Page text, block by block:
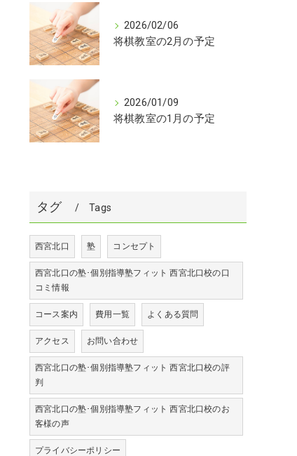
2026/02/06
将棋教室の2月の予定
2026/01/09
将棋教室の1月の予定
タグ Tags
西宮北口 塾 コンセプト
西宮北口の塾･個別指導塾フィット 西宮北口校の口
コミ情報
コース案内 費用一覧 よくある質問
アクセス お問い合わせ
西宮北口の塾･個別指導塾フィット 西宮北口校の評
判
西宮北口の塾･個別指導塾フィット 西宮北口校のお
客様の声
プライバシーポリシー